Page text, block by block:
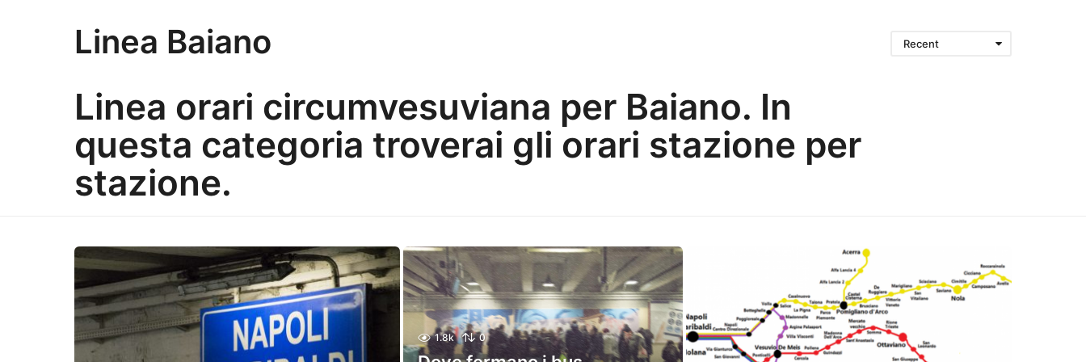
Linea Baiano
Linea orari circumvesuviana per Baiano. In
questa categoria troverai gli orari stazione per
stazione.
Recent
1.8k 0